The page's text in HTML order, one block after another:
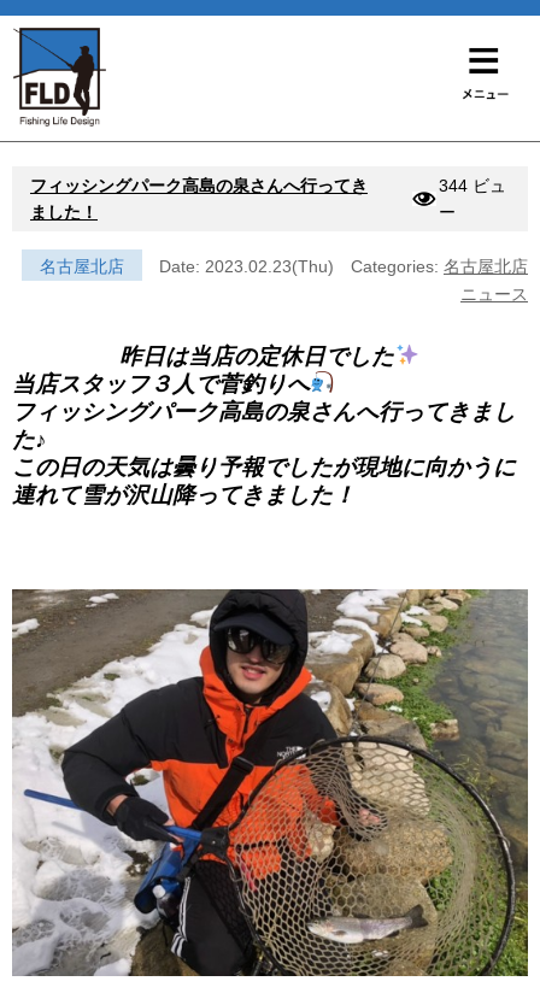
フィッシングパーク高島の泉さんへ行ってき
ました！
344 ビュ
ー
名古屋北店 Date: 2023.02.23(Thu) Categories: 名古屋北店
ニュース
昨日は当店の定休日でした
当店スタッフ３人で菅釣りへ
フィッシングパーク高島の泉さんへ行ってきまし
た♪
この日の天気は曇り予報でしたが現地に向かうに
連れて雪が沢山降ってきました！